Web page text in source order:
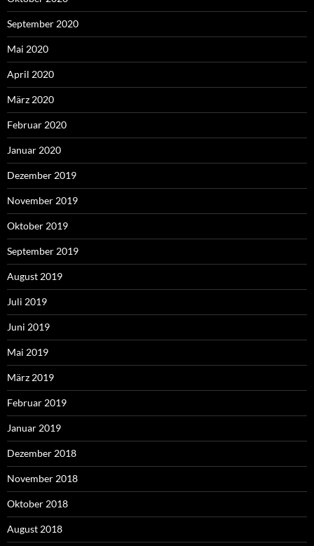
September 2020
Mai 2020
April 2020
März 2020
Februar 2020
Januar 2020
Dezember 2019
November 2019
Oktober 2019
September 2019
August 2019
Juli 2019
Juni 2019
Mai 2019
März 2019
Februar 2019
Januar 2019
Dezember 2018
November 2018
Oktober 2018
August 2018